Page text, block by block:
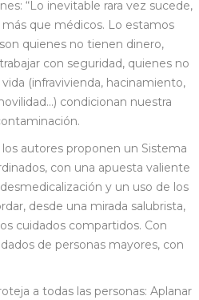
“Lo inevitable rara vez sucede,
más que médicos. Lo estamos
quienes no tienen dinero,
con seguridad, quienes no
(infravivienda, hacinamiento,
condicionan nuestra
autores proponen un Sistema
con una apuesta valiente
y un uso de los
desde una mirada salubrista,
cuidados compartidos. Con
de personas mayores, con
a todas las personas: Aplanar